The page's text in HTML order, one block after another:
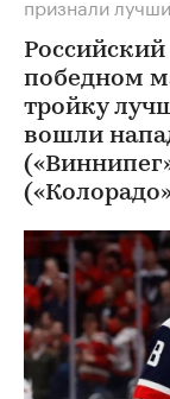
победном
тройку
вошли